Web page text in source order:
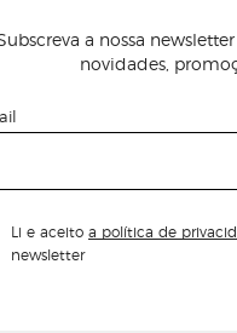
a nossa
novidades,
Li e aceito a política de
newsletter